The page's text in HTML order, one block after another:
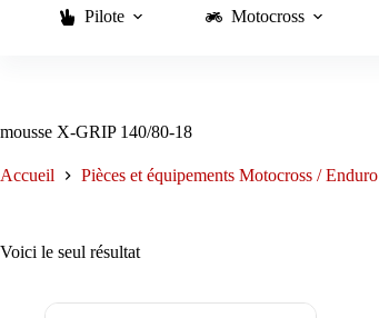
Pilote Motocross
mousse X-GRIP 140/80-18
Accueil Pièces et équipements Motocross / Enduro
Voici le seul résultat